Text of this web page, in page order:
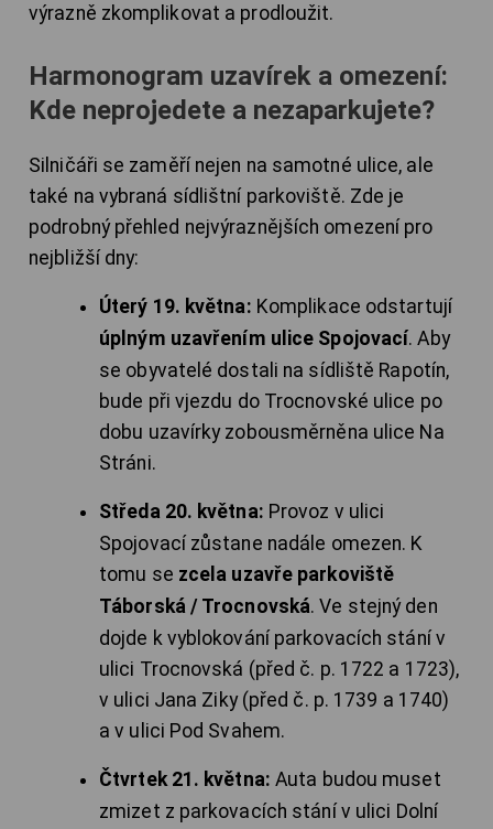
výrazně zkomplikovat a prodloužit.
Harmonogram uzavírek a omezení:
Kde neprojedete a nezaparkujete?
Silničáři se zaměří nejen na samotné ulice, ale
také na vybraná sídlištní parkoviště. Zde je
podrobný přehled nejvýraznějších omezení pro
nejbližší dny:
Úterý 19. května: Komplikace odstartují
úplným uzavřením ulice Spojovací. Aby
se obyvatelé dostali na sídliště Rapotín,
bude při vjezdu do Trocnovské ulice po
dobu uzavírky zobousměrněna ulice Na
Stráni.
Středa 20. května: Provoz v ulici
Spojovací zůstane nadále omezen. K
tomu se zcela uzavře parkoviště
Táborská / Trocnovská. Ve stejný den
dojde k vyblokování parkovacích stání v
ulici Trocnovská (před č. p. 1722 a 1723),
v ulici Jana Ziky (před č. p. 1739 a 1740)
a v ulici Pod Svahem.
Čtvrtek 21. května: Auta budou muset
zmizet z parkovacích stání v ulici Dolní